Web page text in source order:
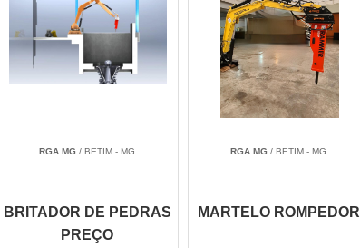
RGA MG / BETIM - MG
BRITADOR DE PEDRAS
PREÇO
RGA MG / BETIM - MG
MARTELO ROMPEDOR